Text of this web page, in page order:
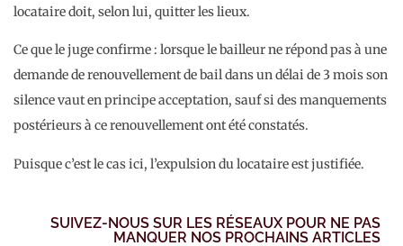
locataire doit, selon lui, quitter les lieux.
Ce que le juge confirme : lorsque le bailleur ne répond pas à une
demande de renouvellement de bail dans un délai de 3 mois son
silence vaut en principe acceptation, sauf si des manquements
postérieurs à ce renouvellement ont été constatés.
Puisque c’est le cas ici, l’expulsion du locataire est justifiée.
SUIVEZ-NOUS SUR LES RÉSEAUX POUR NE PAS
MANQUER NOS PROCHAINS ARTICLES